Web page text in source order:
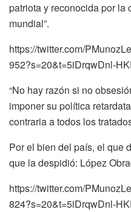
patriota y reconocida por la
mundial”.
https://twitter.com/
952?s=20&t=5iDrqwDnl-
“No hay razón si no
imponer su política
contraria a todos los
Por el bien del país, el que
que la despidió: López
https://twitter.com/
824?s=20&t=5iDrqwDnl-